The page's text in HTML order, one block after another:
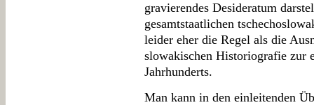
gravierendes Desideratum
gesamtstaatlichen
leider eher die Regel als die
slowakischen Historiografie zur
Jahrhunderts.
Man kann in den einleitenden